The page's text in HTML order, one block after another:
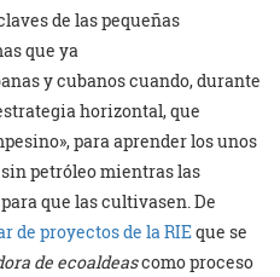
de las pequeñas
que ya
y cubanos cuando, durante
horizontal, que
para aprender los unos
petróleo mientras las
que las cultivasen. De
de proyectos de la RIEque se
de ecoaldeascomo proceso